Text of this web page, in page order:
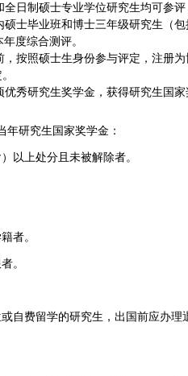
日制硕士专业学位研究生均可参评
士毕业班和博士三年级研究生（包
度综合测评。
按照硕士生身份参与评定，注册
秀研究生奖学金，获得研究生国
年研究生国家奖学金：
以上处分且未被解除者。
者。
。
或自费留学的研究生，出国前应办